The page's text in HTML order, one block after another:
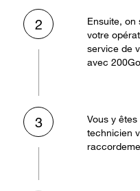
2
Ensuite, on
votre
service de
avec
3
Vous y
technicien